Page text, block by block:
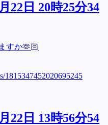
22日 20時25分34
すか🫶🏻
1815347452020695245
22日 13時56分54